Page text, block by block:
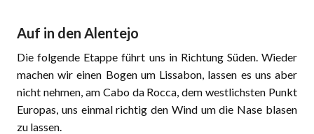
Auf in den Alentejo
Die folgende Etappe führt uns in Richtung Süden. Wieder
machen wir einen Bogen um Lissabon, lassen es uns aber
nicht nehmen, am Cabo da Rocca, dem westlichsten Punkt
Europas, uns einmal richtig den Wind um die Nase blasen
zu lassen.